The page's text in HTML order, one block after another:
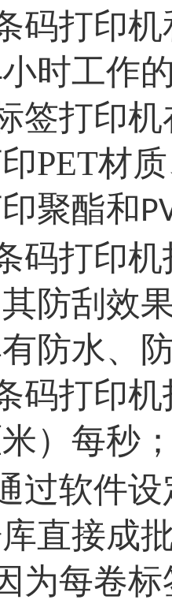
码打印
时工作
签打印
PET材
聚酯和
码打印
防刮效
防水、
码打印
）每秒
过软件
直接成
为每卷